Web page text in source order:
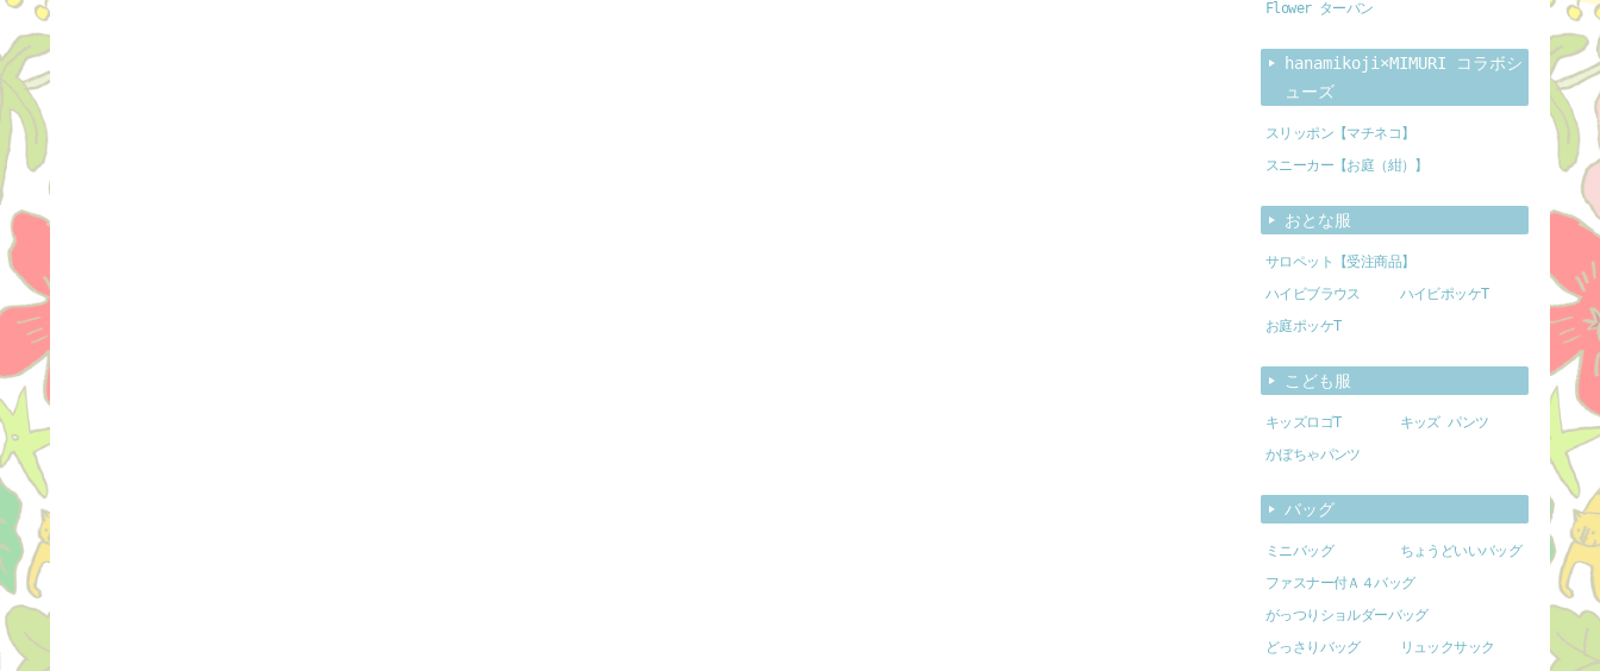
Flower ターバン
hanamikoji×MIMURI コラボシ
ューズ
スリッポン【マチネコ】
スニーカー【お庭（紺）】
おとな服
サロペット【受注商品】
ハイビブラウス
ハイビポッケT
お庭ポッケT
こども服
キッズロゴT
キッズ パンツ
かぼちゃパンツ
バッグ
ミニバッグ
ちょうどいいバッグ
ファスナー付Ａ４バッグ
がっつりショルダーバッグ
どっさりバッグ
リュックサック